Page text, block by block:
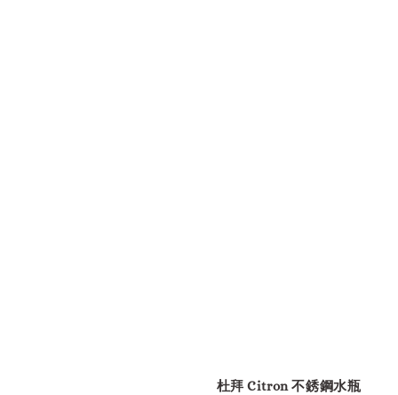
杜拜 Citron 不銹鋼水瓶